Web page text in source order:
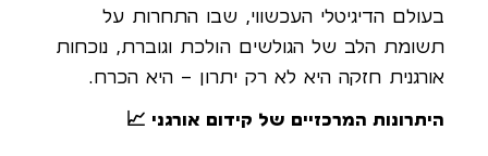
בעולם הדיגיטלי העכשווי, שבו התחרות על
תשומת הלב של הגולשים הולכת וגוברת, נוכחות
אורגנית חזקה היא לא רק יתרון – היא הכרח.
היתרונות המרכזיים של קידום אורגני 📈